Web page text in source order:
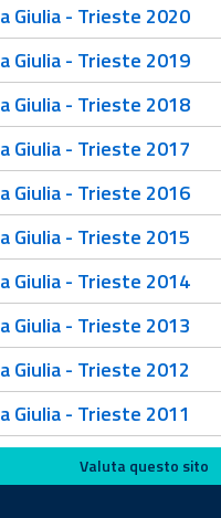
Giulia - Trieste 2020
Giulia - Trieste 2019
Giulia - Trieste 2018
Giulia - Trieste 2017
Giulia - Trieste 2016
Giulia - Trieste 2015
Giulia - Trieste 2014
Giulia - Trieste 2013
Giulia - Trieste 2012
Giulia - Trieste 2011
Valuta questo sito